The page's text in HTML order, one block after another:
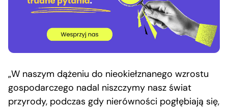
„W naszym dążeniu do nieokiełznanego wzrostu
gospodarczego nadal niszczymy nasz świat
przyrody, podczas gdy nierówności pogłębiają się,